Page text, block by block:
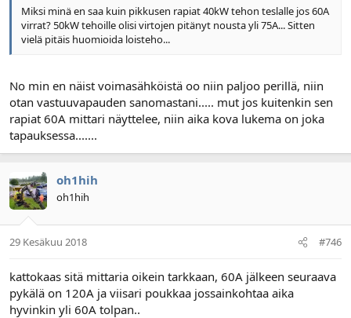
Miksi minä en saa kuin pikkusen rapiat 40kW tehon teslalle jos 60A
virrat? 50kW tehoille olisi virtojen pitänyt nousta yli 75A... Sitten
vielä pitäis huomioida loisteho...
No min en näist voimasähköistä oo niin paljoo perillä, niin
otan vastuuvapauden sanomastani..... mut jos kuitenkin sen
rapiat 60A mittari näyttelee, niin aika kova lukema on joka
tapauksessa.......
oh1hih
oh1hih
29 Kesäkuu 2018 #746
kattokaas sitä mittaria oikein tarkkaan, 60A jälkeen seuraava
pykälä on 120A ja viisari poukkaa jossainkohtaa aika
hyvinkin yli 60A tolpan..